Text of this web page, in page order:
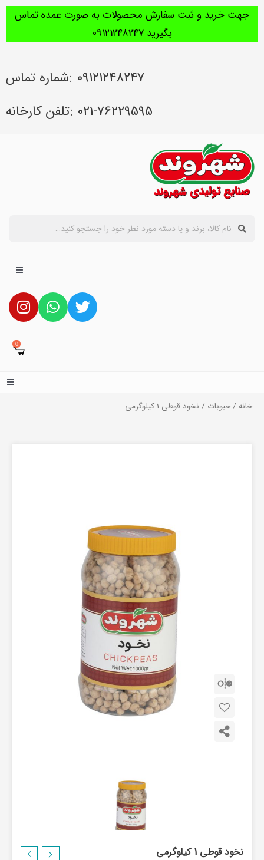
جهت خرید و ثبت سفارش محصولات به صورت عمده تماس
بگیرید 09121248247
09121248247 :شماره تماس
021-76229595 :تلفن کارخانه
0
خانه /حبوبات / نخود قوطی 1 کیلوگرمی
نخود قوطی 1 کیلوگرمی